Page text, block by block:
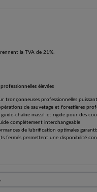
la TVA de 21%.
élevées
tronçonneuses professionnelles
de sauvetage et forestières
chaîne massif et rigide pour des
complètement interchangeable
de lubrification optimales
fermés permettent une disponibilité